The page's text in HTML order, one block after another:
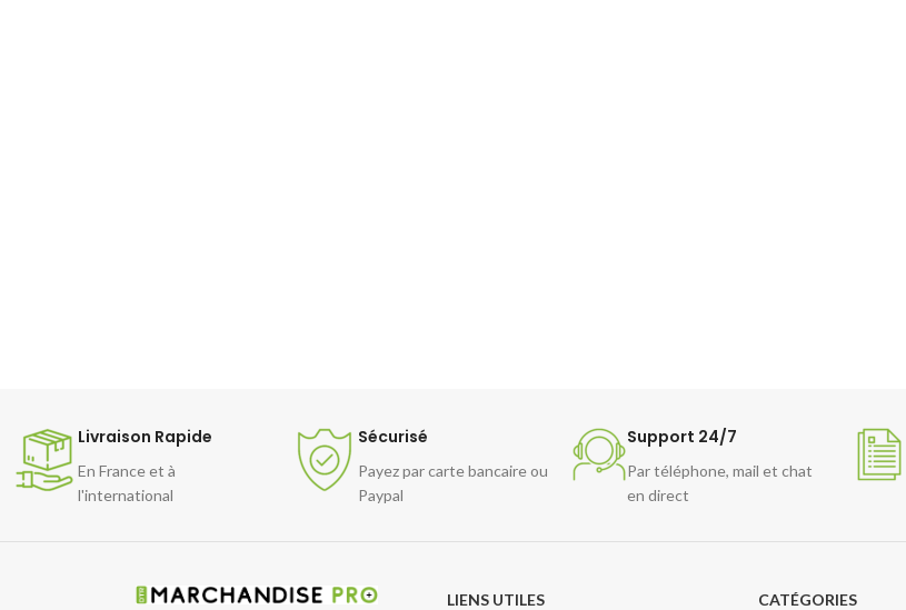
Livraison Rapide
En France et à
l'international
Sécurisé
Payez par carte bancaire ou
Paypal
Support 24/7
Par téléphone, mail et chat
en direct
LIENS UTILES
CATÉGORIES